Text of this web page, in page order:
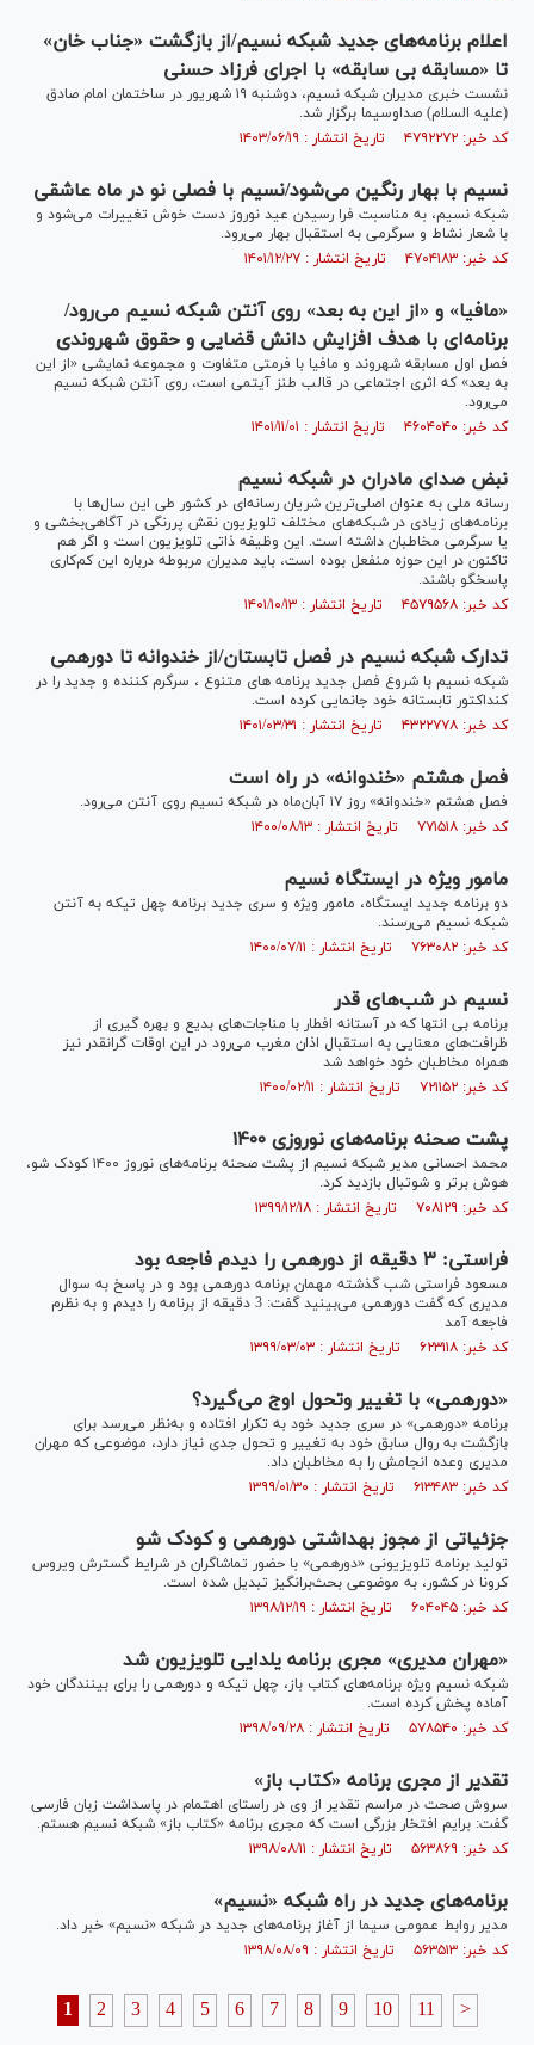
اعلام برنامه‌های جدید شبکه نسیم/از بازگشت «جناب خان»
تا «مسابقه بی سابقه» با اجرای فرزاد حسنی
نشست خبری مدیران شبکه نسیم، دوشنبه ۱۹ شهریور در ساختمان امام صادق
(علیه السلام) صداوسیما برگزار شد.
کد خبر: ۴۷۹۲۲۷۲ تاریخ انتشار : ۱۴۰۳/۰۶/۱۹
نسیم با بهار رنگین می‌شود/نسیم با فصلی نو در ماه عاشقی
شبکه نسیم، به مناسبت فرا رسیدن عید نوروز دست خوش تغییرات می‌شود و
با شعار نشاط و سرگرمی به استقبال بهار می‌رود.
کد خبر: ۴۷۰۴۱۸۳ تاریخ انتشار : ۱۴۰۱/۱۲/۲۷
«مافیا» و «از این به بعد» روی آنتن شبکه نسیم می‌رود/
برنامه‌ای با هدف افزایش دانش قضایی و حقوق شهروندی
فصل اول مسابقه شهروند و مافیا با فرمتی متفاوت و مجموعه نمایشی «از این
به بعد» که اثری اجتماعی در قالب طنز آیتمی است، روی آنتن شبکه نسیم
می‌رود.
کد خبر: ۴۶۰۴۰۴۰ تاریخ انتشار : ۱۴۰۱/۱۱/۰۱
نبض صدای مادران در شبکه نسیم
رسانه ملی به عنوان اصلی‌ترین شریان رسانه‌‌ای در کشور طی این سال‌ها با
برنامه‌های زیادی در شبکه‌های مختلف تلویزیون نقش پررنگی در آگاهی‌بخشی و
یا سرگرمی مخاطبان داشته است. این وظیفه ذاتی تلویزیون است و اگر هم
تاکنون در این حوزه منفعل بوده است، باید مدیران مربوطه درباره این کم‌کاری
پاسخگو باشند.
کد خبر: ۴۵۷۹۵۶۸ تاریخ انتشار : ۱۴۰۱/۱۰/۱۳
تدارک شبکه نسیم در فصل تابستان/از خندوانه تا دورهمی
شبکه نسیم با شروع فصل جدید برنامه های متنوع ، سرگرم کننده و جدید را در
کنداکتور تابستانه خود جانمایی کرده است.
کد خبر: ۴۳۲۲۷۷۸ تاریخ انتشار : ۱۴۰۱/۰۳/۳۱
فصل هشتم «خندوانه» در راه است
فصل هشتم «خندوانه» روز ۱۷ آبان‌ماه در شبکه نسیم روی آنتن می‌رود.
کد خبر: ۷۷۱۵۱۸ تاریخ انتشار : ۱۴۰۰/۰۸/۱۳
مامور ویژه در ایستگاه نسیم
دو برنامه جدید ایستگاه، مامور ویژه و سری جدید برنامه چهل تیکه به آنتن
شبکه نسیم می‌رسند.
کد خبر: ۷۶۳۰۸۲ تاریخ انتشار : ۱۴۰۰/۰۷/۱۱
نسیم در شب‌های قدر
برنامه بی انتها که در آستانه افطار با مناجات‌های بدیع و بهره گیری از
ظرافت‌های معنایی به استقبال اذان مغرب می‌رود در این اوقات گرانقدر نیز
همراه مخاطبان خود خواهد شد
کد خبر: ۷۲۱۱۵۲ تاریخ انتشار : ۱۴۰۰/۰۲/۱۱
پشت صحنه برنامه‌های نوروزی ۱۴۰۰
محمد احسانی مدیر شبکه نسیم از پشت صحنه برنامه‌های نوروز ۱۴۰۰ کودک شو،
هوش برتر و شوتبال بازدید کرد.
کد خبر: ۷۰۸۱۲۹ تاریخ انتشار : ۱۳۹۹/۱۲/۱۸
فراستی: ۳ دقیقه از دورهمی را دیدم فاجعه بود
مسعود فراستی شب گذشته مهمان برنامه دورهمی بود و در پاسخ به سوال
مدیری که گفت دورهمی می‌بینید گفت: 3 دقیقه از برنامه را دیدم و به نظرم
فاجعه آمد
کد خبر: ۶۲۳۱۱۸ تاریخ انتشار : ۱۳۹۹/۰۳/۰۳
«دورهمی» با تغییر وتحول اوج می‌گیرد؟
برنامه «دورهمی» در سری جدید خود به تکرار افتاده و به‌نظر می‌رسد برای
بازگشت به روال سابق خود به تغییر و تحول جدی نیاز دارد، موضوعی که مهران
مدیری وعده انجامش را به مخاطبان داد.
کد خبر: ۶۱۳۴۸۳ تاریخ انتشار : ۱۳۹۹/۰۱/۳۰
جزئیاتی از مجوز بهداشتی دورهمی و کودک شو
تولید برنامه تلویزیونی «دورهمی» با حضور تماشاگران در شرایط گسترش ویروس
کرونا در کشور، به موضوعی بحث‌برانگیز تبدیل شده است.
کد خبر: ۶۰۴۰۴۵ تاریخ انتشار : ۱۳۹۸/۱۲/۱۹
«مهران مدیری» مجری برنامه یلدایی تلویزیون شد
شبکه نسیم ویژه برنامه‌های کتاب باز، چهل تیکه و دورهمی را برای بینندگان خود
آماده پخش کرده است.
کد خبر: ۵۷۸۵۴۰ تاریخ انتشار : ۱۳۹۸/۰۹/۲۸
تقدیر از مجری برنامه «کتاب باز»
سروش صحت در مراسم تقدیر از وی در راستای اهتمام در پاسداشت زبان فارسی
گفت: برایم افتخار بزرگی است که مجری برنامه «کتاب باز» شبکه نسیم هستم.
کد خبر: ۵۶۳۸۶۹ تاریخ انتشار : ۱۳۹۸/۰۸/۱۱
برنامه‌های جدید در راه شبکه «نسیم»
مدیر روابط عمومی سیما از آغاز برنامه‌های جدید در شبکه «نسیم» خبر داد.
کد خبر: ۵۶۳۵۱۳ تاریخ انتشار : ۱۳۹۸/۰۸/۰۹
1 2 3 4 5 6 7 8 9 10 11 >